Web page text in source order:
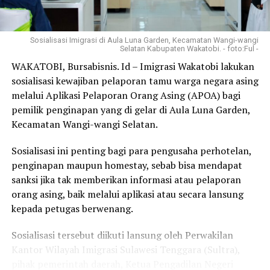
Pendamping Desa Wisata,
Harus Mampu Gali Potensi
Alam dan Budaya
December 3, 2020
UP NEXT
Enam Destinasi Wisata Unggulan di Kabupaten Bombana
Perkuat Sinergi Antar Industri Kreatif, Kemenparekraf
Gelar Forum Koordinasi Industri Pariwisata 2024
baru saja terbentuk. Jadi ​belum ada pengurus daerah.
Kepengurusan KKMM di tingkat II (Kabupaten/Kota)
saat ini belum resmi dikukuhkan,”jelasnya.
“Rencana kedepan jika jajaran pengurus tingkat
kabupaten/kota sudah rampung, agenda silaturahmi
berikutnya sangat terbuka untuk digelar di Kabupaten
Muna atau daerah lainnya di Sultra berdasarkan
kesepakatan bersama,”tambahnya.
​Di akhir penyataannya, Djohan Boy berharap agar
polemik yang terjadi saat ini tidak menyurutkan esensi
dari tujuan besar KKMM. Sebaliknya, momentum ini
harus dijadikan batu pijakan untuk mempererat
persatuan.
“Saya optimistis kehadiran KKMM mampu memberikan
nilai tambah serta kontribusi pemikiran yang
Sosialisasi Imigrasi di Aula Luna Garden, Kecamatan Wangi-wangi
Selatan Kabupaten Wakatobi. - foto:Ful -
WAKATOBI, Bursabisnis. Id – Imigrasi Wakatobi lakukan
sosialisasi kewajiban pelaporan tamu warga negara asing
melalui Aplikasi Pelaporan Orang Asing (APOA) bagi
pemilik penginapan yang di gelar di Aula Luna Garden,
Kecamatan Wangi-wangi Selatan.
Sosialisasi ini penting bagi para pengusaha perhotelan,
penginapan maupun homestay, sebab bisa mendapat
sanksi jika tak memberikan informasi atau pelaporan
orang asing, baik melalui aplikasi atau secara lansung
kepada petugas berwenang.
Sosialisasi tersebut diikuti lansung oleh Perwakilan
Kantor Wilayah Imigrasi Sulawesi Tenggara (Sultra),